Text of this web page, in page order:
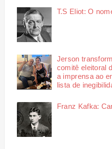
T.S Eliot: O
Jerson
comitê eleitoral
a imprensa ao
lista de
Franz Kafka: